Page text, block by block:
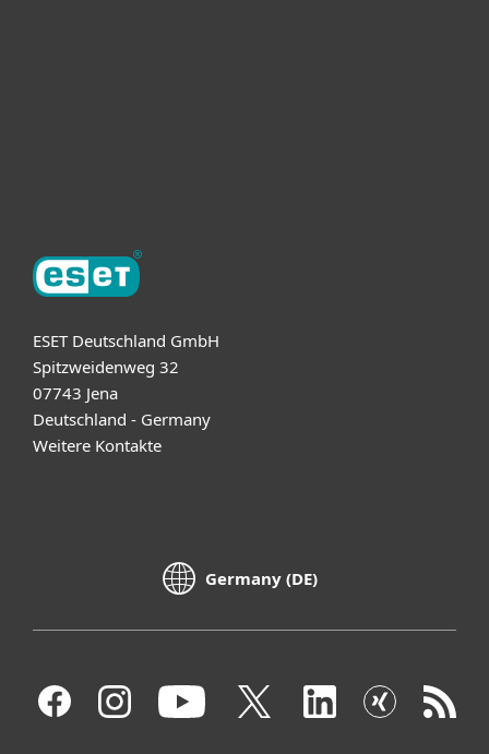
ESET Deutschland GmbH
Spitzweidenweg 32
07743 Jena
Deutschland - Germany
Weitere Kontakte
Germany (DE)